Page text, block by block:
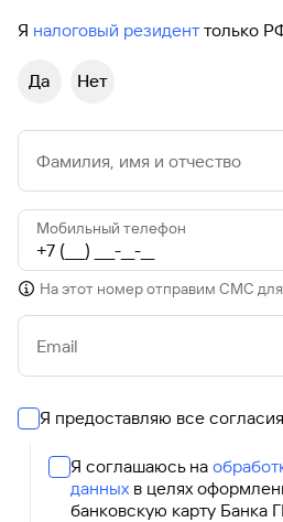
Я налоговый резиденттолько
Да Нет
Фамилия, имя и отчество
Мобильный телефон
На этот номер отправим СМС
Email
Я предоставляю все
Я соглашаюсь на
данных в целях
банковскую карту Банка